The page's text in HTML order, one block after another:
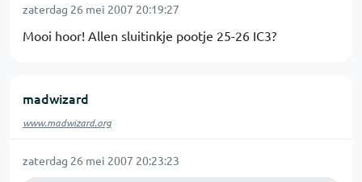
zaterdag 26 mei 2007 20:19:27
Mooi hoor! Allen sluitinkje pootje 25-26 IC3?
madwizard
www.madwizard.org
zaterdag 26 mei 2007 20:23:23